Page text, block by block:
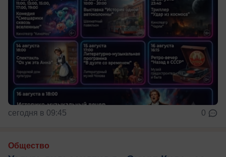
сегодня в 09:45 0
Общество